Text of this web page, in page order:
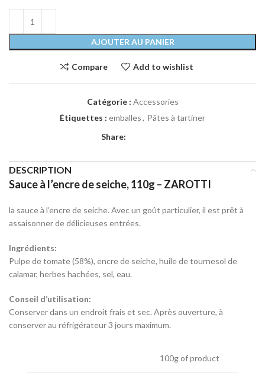
AJOUTER AU PANIER
Compare Add to wishlist
Catégorie : Accessories
Étiquettes : emballes, Pâtes à tartiner
Share:
DESCRIPTION
Sauce à l’encre de seiche, 110g – ZAROTTI
la sauce à l’encre de seiche. Avec un goût particulier, il est prêt à
assaisonner de délicieuses entrées.
Ingrédients:
Pulpe de tomate (58%), encre de seiche, huile de tournesol de
calamar, herbes hachées, sel, eau.
Conseil d’utilisation:
Conserver dans un endroit frais et sec. Après ouverture, à
conserver au réfrigérateur 3 jours maximum.
100g of product